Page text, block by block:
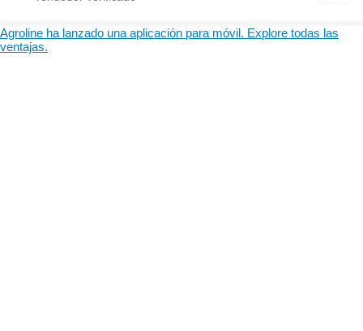
Agroline ha lanzado una aplicación para móvil. Explore todas las
ventajas.